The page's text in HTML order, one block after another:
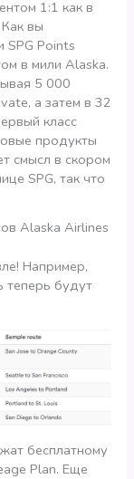
1:1 как в
вы
SPG Points
в мили Alaska.
5 000
а затем в 32
класс
продукты
смысл в скором
SPG, так что
Alaska Airlines
Например,
теперь будут
бесплатному
Plan. Еще